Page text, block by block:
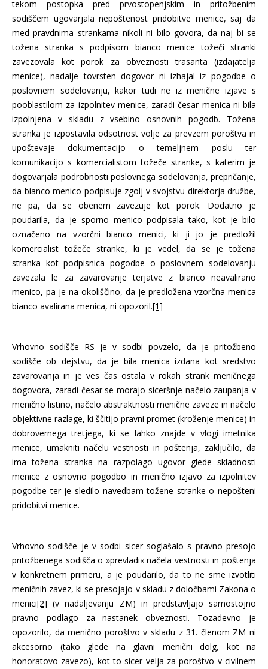
tekom postopka pred prvostopenjskim in pritožbenim
sodiščem ugovarjala nepoštenost pridobitve menice, saj da
med pravdnima strankama nikoli ni bilo govora, da naj bi se
tožena stranka s podpisom bianco menice tožeči stranki
zavezovala kot porok za obveznosti trasanta (izdajatelja
menice), nadalje tovrsten dogovor ni izhajal iz pogodbe o
poslovnem sodelovanju, kakor tudi ne iz menične izjave s
pooblastilom za izpolnitev menice, zaradi česar menica ni bila
izpolnjena v skladu z vsebino osnovnih pogodb. Tožena
stranka je izpostavila odsotnost volje za prevzem poroštva in
upoštevaje dokumentacijo o temeljnem poslu ter
komunikacijo s komercialistom tožeče stranke, s katerim je
dogovarjala podrobnosti poslovnega sodelovanja, prepričanje,
da bianco menico podpisuje zgolj v svojstvu direktorja družbe,
ne pa, da se obenem zavezuje kot porok. Dodatno je
poudarila, da je sporno menico podpisala tako, kot je bilo
označeno na vzorčni bianco menici, ki ji jo je predložil
komercialist tožeče stranke, ki je vedel, da se je tožena
stranka kot podpisnica pogodbe o poslovnem sodelovanju
zavezala le za zavarovanje terjatve z bianco neavalirano
menico, pa je na okoliščino, da je predložena vzorčna menica
bianco avalirana menica, ni opozoril.[1]
Vrhovno sodišče RS je v sodbi povzelo, da je pritožbeno
sodišče ob dejstvu, da je bila menica izdana kot sredstvo
zavarovanja in je ves čas ostala v rokah strank meničnega
dogovora, zaradi česar se morajo siceršnje načelo zaupanja v
menično listino, načelo abstraktnosti menične zaveze in načelo
objektivne razlage, ki ščitijo pravni promet (kroženje menice) in
dobrovernega tretjega, ki se lahko znajde v vlogi imetnika
menice, umakniti načelu vestnosti in poštenja, zaključilo, da
ima tožena stranka na razpolago ugovor glede skladnosti
menice z osnovno pogodbo in menično izjavo za izpolnitev
pogodbe ter je sledilo navedbam tožene stranke o nepošteni
pridobitvi menice.
Vrhovno sodišče je v sodbi sicer soglašalo s pravno presojo
pritožbenega sodišča o »prevladi« načela vestnosti in poštenja
v konkretnem primeru, a je poudarilo, da to ne sme izvotliti
meničnih zavez, ki se presojajo v skladu z določbami Zakona o
menici[2] (v nadaljevanju ZM) in predstavljajo samostojno
pravno podlago za nastanek obveznosti. Tozadevno je
opozorilo, da menično poroštvo v skladu z 31. členom ZM ni
akcesorno (tako glede na glavni menični dolg, kot na
honoratovo zavezo), kot to sicer velja za poroštvo v civilnem